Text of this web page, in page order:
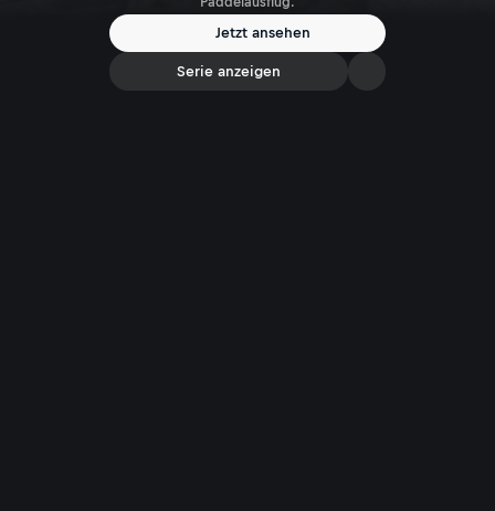
Jetzt ansehen
Serie anzeigen